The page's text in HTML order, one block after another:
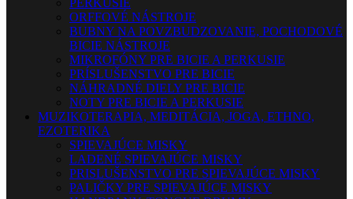
PERKUSIE
ORFFOVÉ NÁSTROJE
BUBNY NA POVZBUDZOVANIE, POCHODOVÉ
BICIE NÁSTROJE
MIKROFÓNY PRE BICIE A PERKUSIE
PRÍSLUŠENSTVO PRE BICIE
NÁHRADNÉ DIELY PRE BICIE
NOTY PRE BICIE A PERKUSIE
MUZIKOTERAPIA, MEDITÁCIA, JOGA, ETHNO,
EZOTERIKA
SPIEVAJÚCE MISKY
LADENÉ SPIEVAJÚCE MISKY
PRISLUŠENSTVO PRE SPIEVAJÚCE MISKY
PALIČKY PRE SPIEVAJÚCE MISKY